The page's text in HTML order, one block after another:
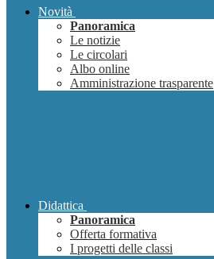
Novità
Panoramica
Le notizie
Le circolari
Albo online
Amministrazione trasparente
Didattica
Panoramica
Offerta formativa
I progetti delle classi